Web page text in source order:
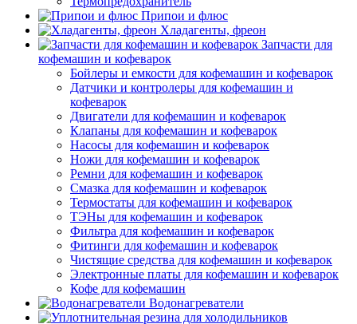
Припои и флюс
Хладагенты, фреон
Запчасти для
кофемашин и кофеварок
Бойлеры и емкости для кофемашин и кофеварок
Датчики и контролеры для кофемашин и
кофеварок
Двигатели для кофемашин и кофеварок
Клапаны для кофемашин и кофеварок
Насосы для кофемашин и кофеварок
Ножи для кофемашин и кофеварок
Ремни для кофемашин и кофеварок
Смазка для кофемашин и кофеварок
Термостаты для кофемашин и кофеварок
ТЭНы для кофемашин и кофеварок
Фильтра для кофемашин и кофеварок
Фитинги для кофемашин и кофеварок
Чистящие средства для кофемашин и кофеварок
Электронные платы для кофемашин и кофеварок
Кофе для кофемашин
Водонагреватели